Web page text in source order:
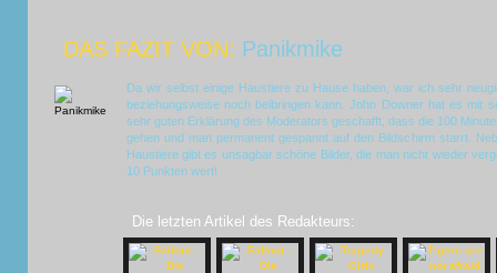
DAS FAZIT VON: Panikmike
Da wir selbst einige Haustiere zu Hause haben, war ich sehr
beziehungsweise noch beibringen kann. John Downer hat es mit
sehr guten Erklärung des Moderators geschafft, dass die 100
gehen und man permanent gespannt auf den Bildschirm starrt.
Haustiere gibt es unsagbar schöne Bilder, die man nicht wieder
10 Punkten wert!
Die letzten Artikel des Redakteurs: